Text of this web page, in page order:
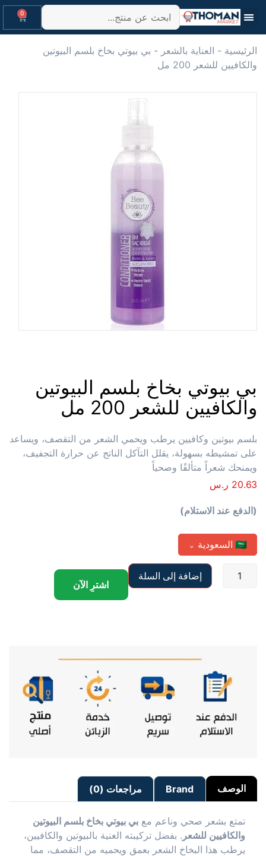
0
الرئيسية - العناية بالشعر - بي بيوتي بخاخ بلسم البيوتين
والكافيين للشعر 200 مل
بي بيوتي بخاخ بلسم البيوتين
والكافيين للشعر 200 مل
بلسم بيوتين وكافيين يرطب ويحمي الشعر من التقصف، ويساعد
على تمشيطه بسهولة، يقلل التآكل الناتج عن حرارة التجفيف،
ويمنحك شعراً متألقًا وصحياً
20.63 ر.س
(الدفع عند الاستلام)
🇸🇦 السعودية ⌄
إضافة إلى السلة
اشترِ الآن
الوصف Brand مراجعات (0)
تمتع بشعر صحي وناعم مع بي بيوتي بخاخ بلسم البيوتين
والكافيين للشعر . بفضل تركيبته الغنية بالبيوتين والكافيين،
يرطب هذا البخاخ الشعر بعمق ويحميه من التقصف، مما